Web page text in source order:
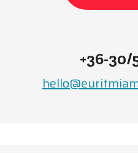
+36-30/